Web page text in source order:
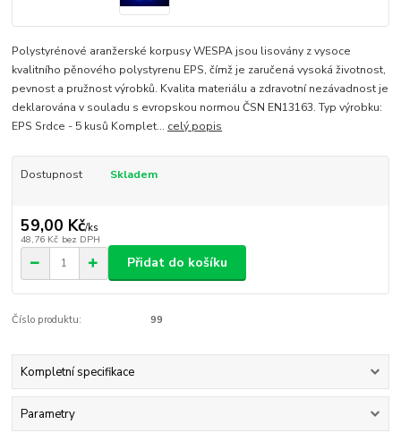
Polystyrénové aranžerské korpusy WESPA jsou lisovány z vysoce
kvalitního pěnového polystyrenu EPS, čímž je zaručená vysoká životnost,
pevnost a pružnost výrobků. Kvalita materiálu a zdravotní nezávadnost je
deklarována v souladu s evropskou normou ČSN EN13163. Typ výrobku:
EPS Srdce - 5 kusů Komplet... celý popis
Dostupnost Skladem
59,00 Kč/ks
48,76 Kč bez DPH
Přidat do košíku
Číslo produktu: 99
Kompletní specifikace
Parametry